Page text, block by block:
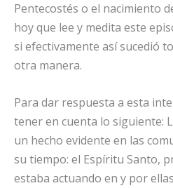
Pentecostés o el nacimiento
hoy que lee y medita este
si efectivamente así sucedió
otra manera.
Para dar respuesta a esta
tener en cuenta lo siguiente:
un hecho evidente en las
su tiempo: el Espíritu Santo,
estaba actuando en y por